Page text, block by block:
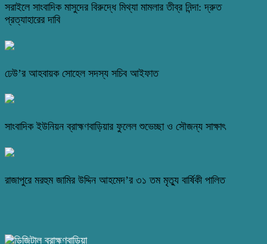
সরাইলে সাংবাদিক মাসুদের বিরুদ্ধে মিথ্যা মামলার তীব্র নিন্দা: দ্রুত
প্রত্যাহারের দাবি
ঢেউ’র আহবায়ক সোহেল সদস্য সচিব আইফাত
সাংবাদিক ইউনিয়ন ব্রাহ্মণবাড়িয়ার ফুলেল শুভেচ্ছা ও সৌজন্য সাক্ষাৎ
রাজাপুরে মরহুম জামির উদ্দিন আহমেদ’র ৩১ তম মৃত্যু বার্ষিকী পালিত